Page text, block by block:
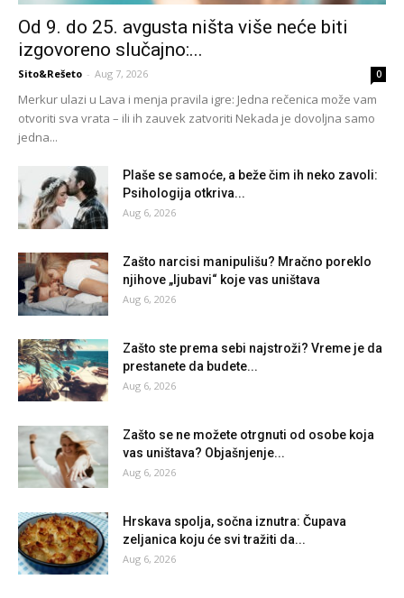
Od 9. do 25. avgusta ništa više neće biti
izgovoreno slučajno:...
Sito&Rešeto - Aug 7, 2026 0
Merkur ulazi u Lava i menja pravila igre: Jedna rečenica može vam
otvoriti sva vrata – ili ih zauvek zatvoriti Nekada je dovoljna samo
jedna...
Plaše se samoće, a beže čim ih neko zavoli:
Psihologija otkriva...
Aug 6, 2026
Zašto narcisi manipulišu? Mračno poreklo
njihove „ljubavi“ koje vas uništava
Aug 6, 2026
Zašto ste prema sebi najstroži? Vreme je da
prestanete da budete...
Aug 6, 2026
Zašto se ne možete otrgnuti od osobe koja
vas uništava? Objašnjenje...
Aug 6, 2026
Hrskava spolja, sočna iznutra: Čupava
zeljanica koju će svi tražiti da...
Aug 6, 2026